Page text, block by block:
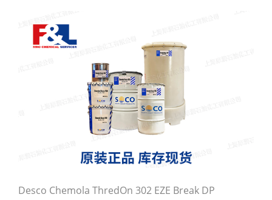
Desco Chemola ThredOn 302 EZE Break DP